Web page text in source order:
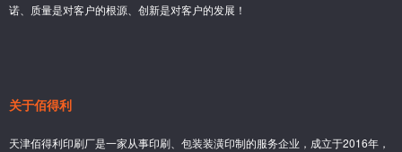
诺、质量是对客户的根源、创新是对客户的发展！
关于佰得利
天津佰得利印刷厂是一家从事印刷、包装装潢印制的服务企业，成立于2016年，